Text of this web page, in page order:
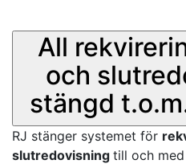
All
och
stängd
RJ stänger systemet för
slutredovisning till och